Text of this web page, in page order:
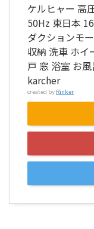
ケルヒャー 高
50Hz 東日本
ダクションモ
収納 洗車 ホイ
戸 窓 浴室 お
karcher
created by Rinker